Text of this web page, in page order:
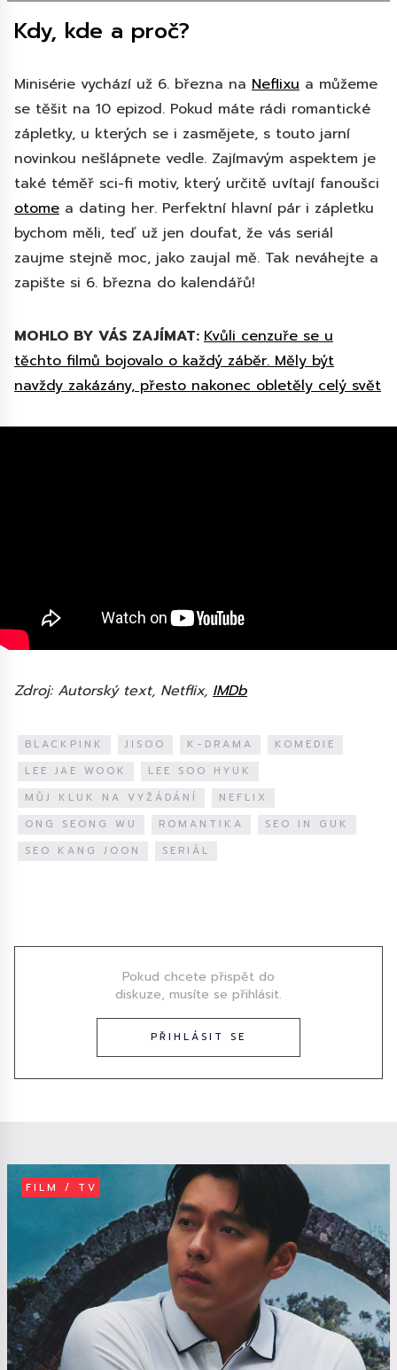
Kdy, kde a proč?
Minisérie vychází už 6. března na Neflixu a můžeme
se těšit na 10 epizod. Pokud máte rádi romantické
zápletky, u kterých se i zasmějete, s touto jarní
novinkou nešlápnete vedle. Zajímavým aspektem je
také téměř sci-fi motiv, který určitě uvítají fanoušci
otome a dating her. Perfektní hlavní pár i zápletku
bychom měli, teď už jen doufat, že vás seriál
zaujme stejně moc, jako zaujal mě. Tak neváhejte a
zapište si 6. března do kalendářů!
MOHLO BY VÁS ZAJÍMAT: Kvůli cenzuře se u
těchto filmů bojovalo o každý záběr. Měly být
navždy zakázány, přesto nakonec obletěly celý svět
Zdroj: Autorský text, Netflix, IMDb
BLACKPINK JISOO K-DRAMA
KOMEDIE
LEE JAE WOOK
LEE SOO HYUK
MŮJ KLUK NA VYŽÁDÁNÍ
NEFLIX
ONG SEONG WU
ROMANTIKA
SEO IN GUK
SEO KANG JOON
SERIÁL
Pokud chcete přispět do
diskuze, musíte se přihlásit.
PŘIHLÁSIT SE
FILM / TV